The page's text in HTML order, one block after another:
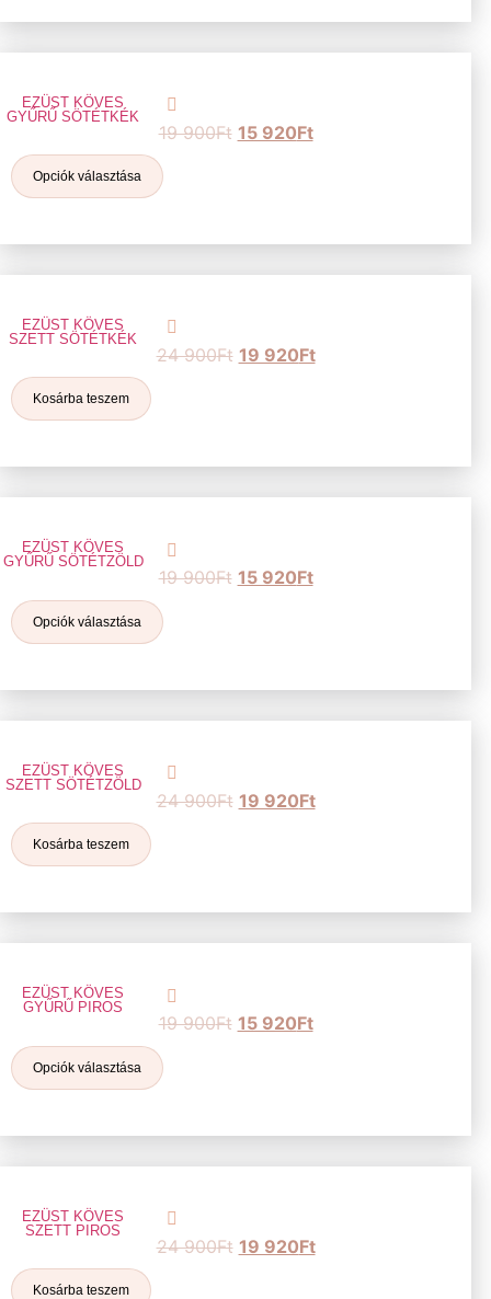
EZÜST KÖVES
GYŰRŰ SÖTÉTKÉK
19 900Ft 15 920Ft
Opciók választása
EZÜST KÖVES
SZETT SÖTÉTKÉK
24 900Ft 19 920Ft
Kosárba teszem
EZÜST KÖVES
GYŰRŰ SÖTÉTZÖLD
19 900Ft 15 920Ft
Opciók választása
EZÜST KÖVES
SZETT SÖTÉTZÖLD
24 900Ft 19 920Ft
Kosárba teszem
EZÜST KÖVES
GYŰRŰ PIROS
19 900Ft 15 920Ft
Opciók választása
EZÜST KÖVES
SZETT PIROS
24 900Ft 19 920Ft
Kosárba teszem